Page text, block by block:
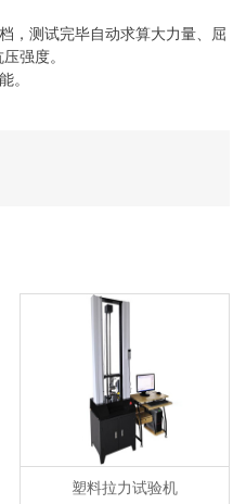
，测试完毕自动求算大力量、屈
强度。
。
塑料拉力试验机